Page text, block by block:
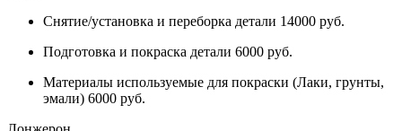
Снятие/установка и переборка детали 14000 руб.
Подготовка и покраска детали 6000 руб.
Материалы используемые для покраски (Лаки, грунты,
эмали) 6000 руб.